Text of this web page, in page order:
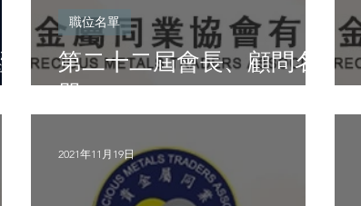
第二十二屆會長、顧問名
單
職位名單
2021年11月19日